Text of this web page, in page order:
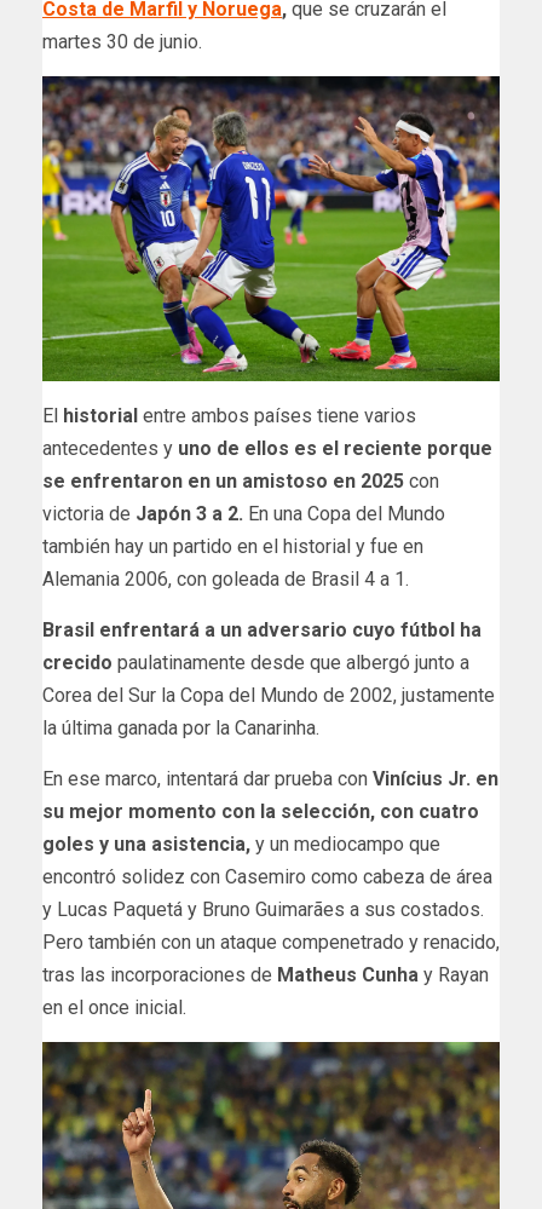
Costa de Marfil y Noruega, que se cruzarán el
martes 30 de junio.
El historial entre ambos países tiene varios
antecedentes y uno de ellos es el reciente porque
se enfrentaron en un amistoso en 2025 con
victoria de Japón 3 a 2. En una Copa del Mundo
también hay un partido en el historial y fue en
Alemania 2006, con goleada de Brasil 4 a 1.
Brasil enfrentará a un adversario cuyo fútbol ha
crecido paulatinamente desde que albergó junto a
Corea del Sur la Copa del Mundo de 2002, justamente
la última ganada por la Canarinha.
En ese marco, intentará dar prueba con Vinícius Jr. en
su mejor momento con la selección, con cuatro
goles y una asistencia, y un mediocampo que
encontró solidez con Casemiro como cabeza de área
y Lucas Paquetá y Bruno Guimarães a sus costados.
Pero también con un ataque compenetrado y renacido,
tras las incorporaciones de Matheus Cunha y Rayan
en el once inicial.